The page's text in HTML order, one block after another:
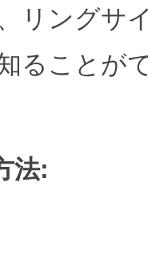
リングサ
ることが
法: